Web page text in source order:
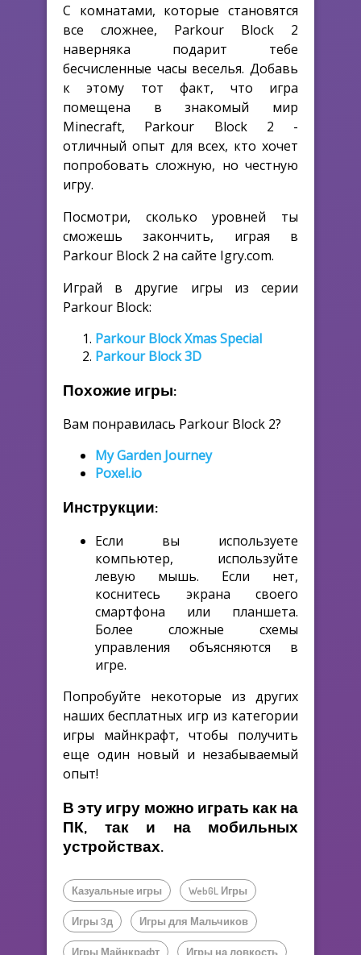
С комнатами, которые становятся
все сложнее, Parkour Block 2
наверняка подарит тебе
бесчисленные часы веселья. Добавь
к этому тот факт, что игра
помещена в знакомый мир
Minecraft, Parkour Block 2 -
отличный опыт для всех, кто хочет
попробовать сложную, но честную
игру.
Посмотри, сколько уровней ты
сможешь закончить, играя в
Parkour Block 2 на сайте Igry.com.
Играй в другие игры из серии
Parkour Block:
Parkour Block Xmas Special
Parkour Block 3D
Похожие игры:
Вам понравилась Parkour Block 2?
My Garden Journey
Poxel.io
Инструкции:
Если вы используете
компьютер, используйте
левую мышь. Если нет,
коснитесь экрана своего
смартфона или планшета.
Более сложные схемы
управления объясняются в
игре.
Попробуйте некоторые из других
наших бесплатных игр из категории
игры майнкрафт, чтобы получить
еще один новый и незабываемый
опыт!
В эту игру можно играть как на
ПК, так и на мобильных
устройствах.
Казуальные игры WebGL Игры
Игры 3д Игры для Мальчиков
Игры Майнкрафт Игры на ловкость